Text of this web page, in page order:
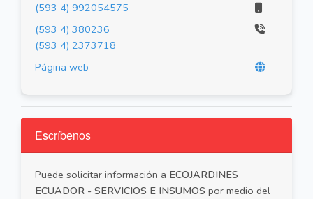
(593 4) 992054575
(593 4) 380236
(593 4) 2373718
Página web
Escríbenos
Puede solicitar información a ECOJARDINES
ECUADOR - SERVICIOS E INSUMOS por medio del